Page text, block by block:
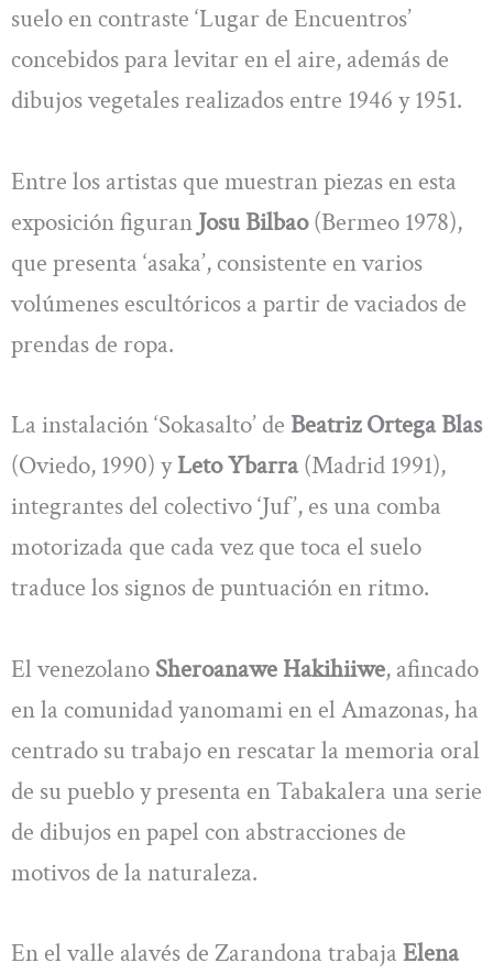
suelo en contraste ‘Lugar de Encuentros’
concebidos para levitar en el aire, además de
dibujos vegetales realizados entre 1946 y 1951.
Entre los artistas que muestran piezas en esta
exposición figuran Josu Bilbao(Bermeo 1978),
que presenta ‘asaka’, consistente en varios
volúmenes escultóricos a partir de vaciados de
prendas de ropa.
La instalación ‘Sokasalto’ de Beatriz Ortega Blas
(Oviedo, 1990) yLeto Ybarra(Madrid 1991),
integrantes del colectivo ‘Juf’, es una comba
motorizada que cada vez que toca el suelo
traduce los signos de puntuación en ritmo.
El venezolano Sheroanawe Hakihiiwe, afincado
en la comunidad yanomami en el Amazonas, ha
centrado su trabajo en rescatar la memoria oral
de su pueblo y presenta en Tabakalera una serie
de dibujos en papel con abstracciones de
motivos de la naturaleza.
En el valle alavés de Zarandona trabaja Elena